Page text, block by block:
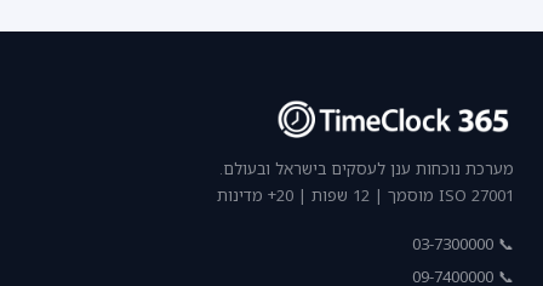
מערכת נוכחות ענן לעסקים בישראל ובעולם.
ISO 27001 מוסמך | 12 שפות | 20+ מדינות
📞 03-7300000
📞 09-7400000